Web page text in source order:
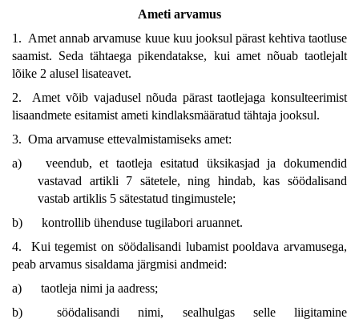
Ameti arvamus
1. Amet annab arvamuse kuue kuu jooksul pärast kehtiva taotluse
saamist. Seda tähtaega pikendatakse, kui amet nõuab taotlejalt
lõike 2 alusel lisateavet.
2. Amet võib vajadusel nõuda pärast taotlejaga konsulteerimist
lisaandmete esitamist ameti kindlaksmääratud tähtaja jooksul.
3. Oma arvamuse ettevalmistamiseks amet:
a)
veendub, et taotleja esitatud üksikasjad ja dokumendid
vastavad artikli 7 sätetele, ning hindab, kas söödalisand
vastab artiklis 5 sätestatud tingimustele;
b)
kontrollib ühenduse tugilabori aruannet.
4. Kui tegemist on söödalisandi lubamist pooldava arvamusega,
peab arvamus sisaldama järgmisi andmeid:
a)
taotleja nimi ja aadress;
b)
söödalisandi nimi, sealhulgas selle liigitamine